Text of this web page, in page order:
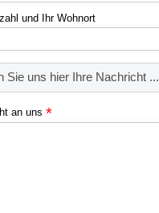
und Ihr Wohnort
Sie uns hier Ihre Nachricht ...
an uns *